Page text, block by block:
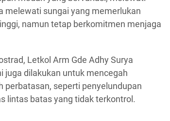
melewati sungai yang memerlukan
namun tetap berkomitmen menjaga
Letkol Arm Gde Adhy Surya
juga dilakukan untuk mencegah
perbatasan, seperti penyelundupan
lintas batas yang tidak terkontrol.